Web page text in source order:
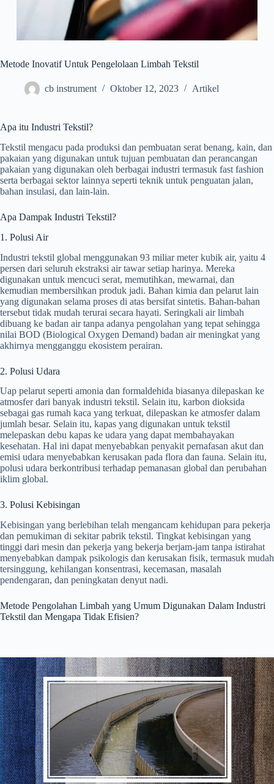
Metode Inovatif Untuk Pengelolaan Limbah Tekstil
cb instrument Oktober 12, 2023 Artikel
Apa itu Industri Tekstil?
Tekstil mengacu pada produksi dan pembuatan serat benang, kain, dan
pakaian yang digunakan untuk tujuan pembuatan dan perancangan
pakaian yang digunakan oleh berbagai industri termasuk fast fashion
serta berbagai sektor lainnya seperti teknik untuk penguatan jalan,
bahan insulasi, dan lain-lain.
Apa Dampak Industri Tekstil?
1. Polusi Air
Industri tekstil global menggunakan 93 miliar meter kubik air, yaitu 4
persen dari seluruh ekstraksi air tawar setiap harinya. Mereka
digunakan untuk mencuci serat, memutihkan, mewarnai, dan
kemudian membersihkan produk jadi. Bahan kimia dan pelarut lain
yang digunakan selama proses di atas bersifat sintetis. Bahan-bahan
tersebut tidak mudah terurai secara hayati. Seringkali air limbah
dibuang ke badan air tanpa adanya pengolahan yang tepat sehingga
nilai BOD (Biological Oxygen Demand) badan air meningkat yang
akhirnya mengganggu ekosistem perairan.
2. Polusi Udara
Uap pelarut seperti amonia dan formaldehida biasanya dilepaskan ke
atmosfer dari banyak industri tekstil. Selain itu, karbon dioksida
sebagai gas rumah kaca yang terkuat, dilepaskan ke atmosfer dalam
jumlah besar. Selain itu, kapas yang digunakan untuk tekstil
melepaskan debu kapas ke udara yang dapat membahayakan
kesehatan. Hal ini dapat menyebabkan penyakit pernafasan akut dan
emisi udara menyebabkan kerusakan pada flora dan fauna. Selain itu,
polusi udara berkontribusi terhadap pemanasan global dan perubahan
iklim global.
3. Polusi Kebisingan
Kebisingan yang berlebihan telah mengancam kehidupan para pekerja
dan pemukiman di sekitar pabrik tekstil. Tingkat kebisingan yang
tinggi dari mesin dan pekerja yang bekerja berjam-jam tanpa istirahat
menyebabkan dampak psikologis dan kerusakan fisik, termasuk mudah
tersinggung, kehilangan konsentrasi, kecemasan, masalah
pendengaran, dan peningkatan denyut nadi.
Metode Pengolahan Limbah yang Umum Digunakan Dalam Industri
Tekstil dan Mengapa Tidak Efisien?